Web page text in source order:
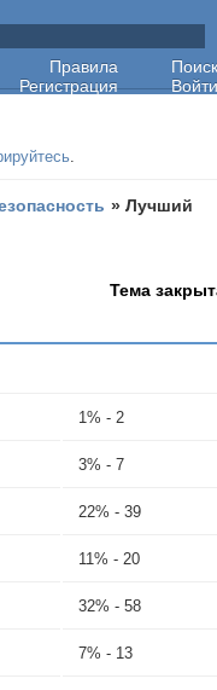
Правила
Поиск
Регистрация
Войти
.
»Лучший
Тема
1% - 2
3% - 7
22% - 39
11% - 20
32% - 58
7% - 13